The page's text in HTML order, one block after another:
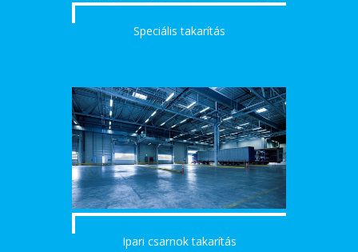
Speciális takarítás
Ipari csarnok takarítás